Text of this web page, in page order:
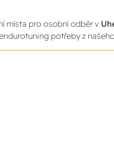
místa pro osobní odběr v
potřeby z